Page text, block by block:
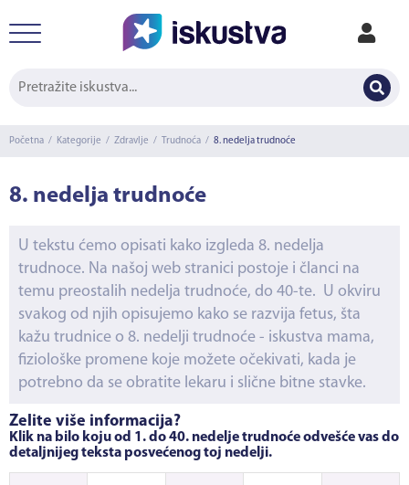
Početna / Kategorije / Zdravlje / Trudnoća / 8. nedelja trudnoće
8. nedelja trudnoće
U tekstu ćemo opisati kako izgleda 8. nedelja
trudnoce. Na našoj web stranici postoje i članci na
temu preostalih nedelja trudnoće, do 40-te. U okviru
svakog od njih opisujemo kako se razvija fetus, šta
kažu trudnice o 8. nedelji trudnoće - iskustva mama,
fiziološke promene koje možete očekivati, kada je
potrebno da se obratite lekaru i slične bitne stavke.
Želite više informacija?
Klik na bilo koju od 1. do 40. nedelje trudnoće odvešće vas do
detaljnijeg teksta posvećenog toj nedelji.